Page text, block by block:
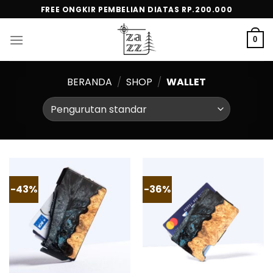
to
content
FREE ONGKIR PEMBELIAN DIATAS RP.200.000
0
BERANDA / SHOP / WALLET
-43% -36%